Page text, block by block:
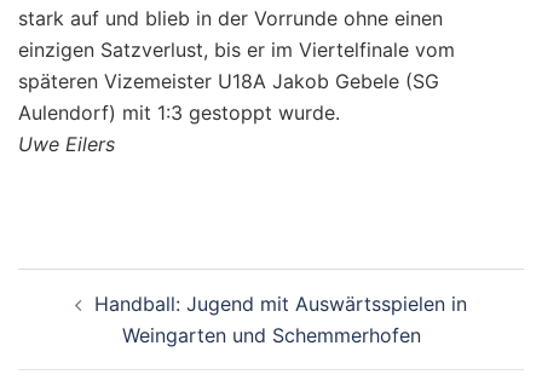
stark auf und blieb in der Vorrunde ohne einen
einzigen Satzverlust, bis er im Viertelfinale vom
späteren Vizemeister U18A Jakob Gebele (SG
Aulendorf) mit 1:3 gestoppt wurde.
Uwe Eilers
Handball: Jugend mit Auswärtsspielen in
Weingarten und Schemmerhofen